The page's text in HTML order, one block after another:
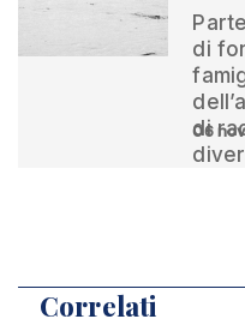
di
di
06
Correlati